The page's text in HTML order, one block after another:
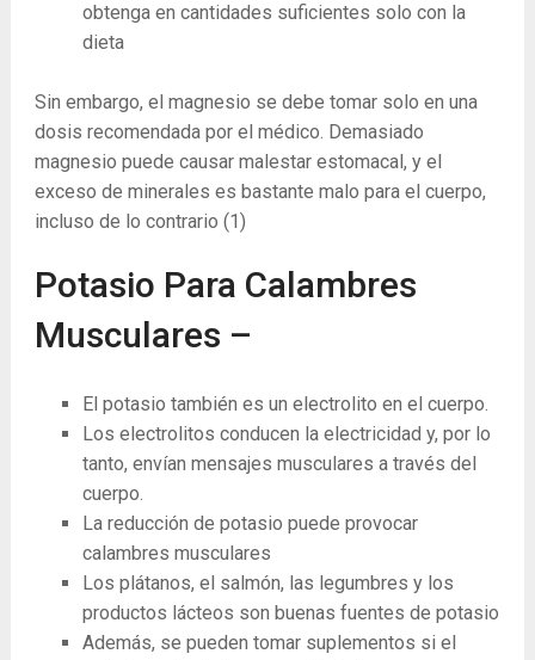
obtenga en cantidades suficientes solo con la
dieta
Sin embargo, el magnesio se debe tomar solo en una
dosis recomendada por el médico. Demasiado
magnesio puede causar malestar estomacal, y el
exceso de minerales es bastante malo para el cuerpo,
incluso de lo contrario (1)
Potasio Para Calambres
Musculares –
El potasio también es un electrolito en el cuerpo.
Los electrolitos conducen la electricidad y, por lo
tanto, envían mensajes musculares a través del
cuerpo.
La reducción de potasio puede provocar
calambres musculares
Los plátanos, el salmón, las legumbres y los
productos lácteos son buenas fuentes de potasio
Además, se pueden tomar suplementos si el